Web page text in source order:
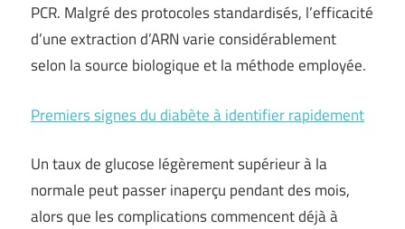
PCR. Malgré des protocoles standardisés, l’efficacité
d’une extraction d’ARN varie considérablement
selon la source biologique et la méthode employée.
Premiers signes du diabète à identifier rapidement
Un taux de glucose légèrement supérieur à la
normale peut passer inaperçu pendant des mois,
alors que les complications commencent déjà à